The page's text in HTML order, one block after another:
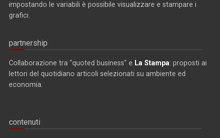
impostando le variabili è possibile visualizzare e stampare i
grafici.
partnership
Collaborazione tra "quoted business" e La Stampa: proposti ai
lettori del quotidiano articoli selezionati su ambiente ed
economia.
contenuti